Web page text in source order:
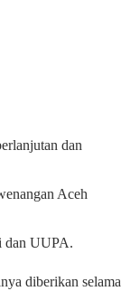
dan
Aceh
dan UUPA.
diberikan selama